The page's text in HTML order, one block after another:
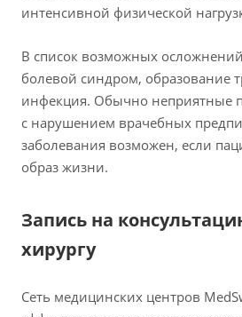
интенсивной физической
В список возможных
болевой синдром, образование
инфекция. Обычно неприятные
с нарушением врачебных
заболевания возможен, если
образ жизни.
Запись на
хирургу
Сеть медицинских центров